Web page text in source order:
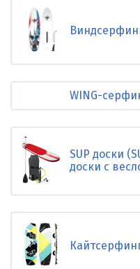
WING-
SUP доски
доски с